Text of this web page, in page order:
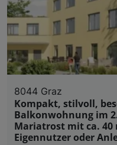
8044 Graz
Kompakt, stilvoll,
Balkonwohnung im
Mariatrost mit ca. 40
Eigennutzer oder